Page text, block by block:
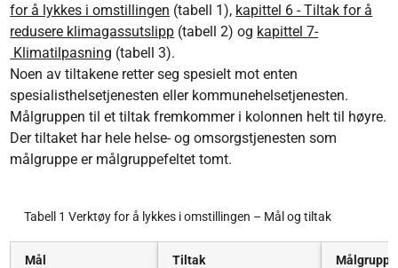
for å lykkes i omstillingen (tabell 1), kapittel 6 - Tiltak for å
redusere klimagassutslipp (tabell 2) og kapittel 7-
Klimatilpasning (tabell 3).
Noen av tiltakene retter seg spesielt mot enten
spesialisthelsetjenesten eller kommunehelsetjenesten.
Målgruppen til et tiltak fremkommer i kolonnen helt til høyre.
Der tiltaket har hele helse- og omsorgstjenesten som
målgruppe er målgruppefeltet tomt.
Tabell 1 Verktøy for å lykkes i omstillingen – Mål og tiltak
Mål Tiltak Målgruppe